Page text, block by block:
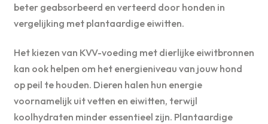
beter geabsorbeerd en verteerd door honden in
vergelijking met plantaardige eiwitten.
Het kiezen van KVV-voeding met dierlijke eiwitbronnen
kan ook helpen om het energieniveau van jouw hond
op peil te houden. Dieren halen hun energie
voornamelijk uit vetten en eiwitten, terwijl
koolhydraten minder essentieel zijn. Plantaardige